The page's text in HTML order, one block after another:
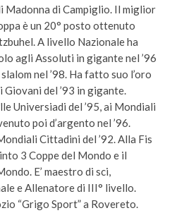
Madonna di Campiglio. Il miglior
è un 20° posto ottenuto
A livello Nazionale ha
agli Assoluti in gigante nel ’96
nel ’98. Ha fatto suo l’oro
del ’93 in gigante.
Universiadi del ’95, ai Mondiali
poi d’argento nel ’96.
Cittadini del ’92. Alla Fis
3 Coppe del Mondo e il
E’ maestro di sci,
e Allenatore di III° livello.
“Grigo Sport” a Rovereto.